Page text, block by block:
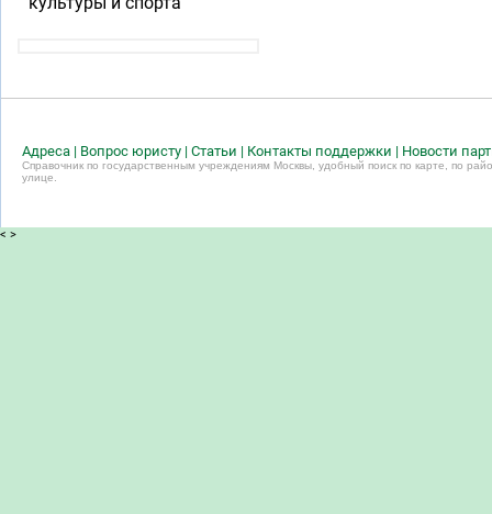
Адреса | Вопрос юристу | Статьи | Контакты поддержки | Новости
Справочник по государственным учреждениям Москвы, удобный поиск по карте, по
улице.
< >